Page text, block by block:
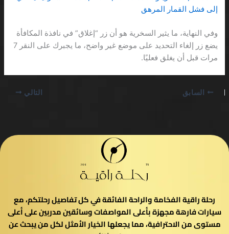
إلى فشل القمار المرهق
وفي النهاية، ما يثير السخرية هو أن زر “إغلاق” في نافذة المكافأة
يضع زر إلغاء التحديد على موضع غير واضح، ما يجبرك على النقر 7
مرات قبل أن يغلق فعليًا.
السابق التالي
رحلة راقية الفخامة والراحة الفائقة في كل تفاصيل رحلتكم، مع
سيارات فارهة مجهزة بأعلى المواصفات وسائقين مدربين على أعلى
مستوى من الاحترافية، مما يجعلها الخيار الأمثل لكل من يبحث عن